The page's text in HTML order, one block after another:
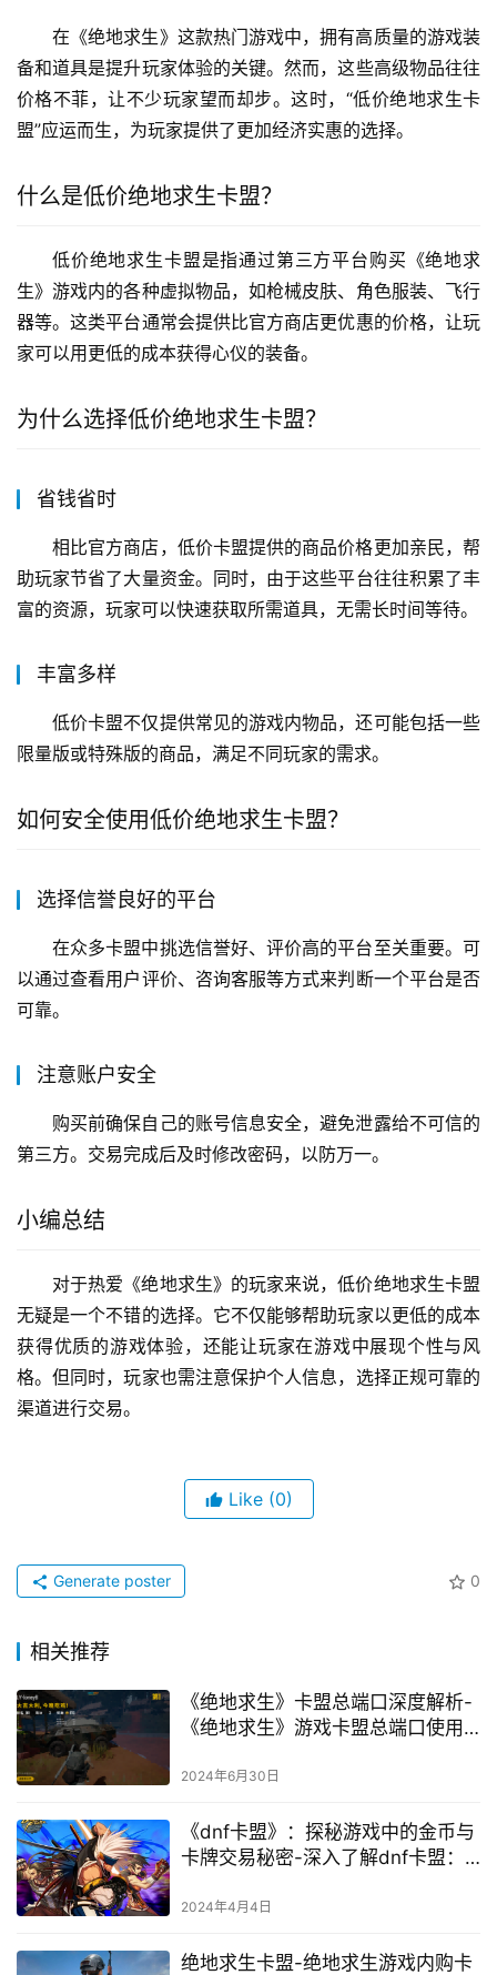
在《绝地求生》这款热门游戏中，拥有高质量的游戏装
备和道具是提升玩家体验的关键。然而，这些高级物品往往
价格不菲，让不少玩家望而却步。这时，“低价绝地求生卡
盟”应运而生，为玩家提供了更加经济实惠的选择。
什么是低价绝地求生卡盟？
低价绝地求生卡盟是指通过第三方平台购买《绝地求
生》游戏内的各种虚拟物品，如枪械皮肤、角色服装、飞行
器等。这类平台通常会提供比官方商店更优惠的价格，让玩
家可以用更低的成本获得心仪的装备。
为什么选择低价绝地求生卡盟？
省钱省时
相比官方商店，低价卡盟提供的商品价格更加亲民，帮
助玩家节省了大量资金。同时，由于这些平台往往积累了丰
富的资源，玩家可以快速获取所需道具，无需长时间等待。
丰富多样
低价卡盟不仅提供常见的游戏内物品，还可能包括一些
限量版或特殊版的商品，满足不同玩家的需求。
如何安全使用低价绝地求生卡盟？
选择信誉良好的平台
在众多卡盟中挑选信誉好、评价高的平台至关重要。可
以通过查看用户评价、咨询客服等方式来判断一个平台是否
可靠。
注意账户安全
购买前确保自己的账号信息安全，避免泄露给不可信的
第三方。交易完成后及时修改密码，以防万一。
小编总结
对于热爱《绝地求生》的玩家来说，低价绝地求生卡盟
无疑是一个不错的选择。它不仅能够帮助玩家以更低的成本
获得优质的游戏体验，还能让玩家在游戏中展现个性与风
格。但同时，玩家也需注意保护个人信息，选择正规可靠的
渠道进行交易。
Like (0)
0
Generate poster
相关推荐
《绝地求生》卡盟总端口深度解析-
《绝地求生》游戏卡盟总端口使用
2024年6月30日
《dnf卡盟》：探秘游戏中的金币与
卡牌交易秘密-深入了解dnf卡盟：
2024年4月4日
绝地求生卡盟-绝地求生游戏内购卡